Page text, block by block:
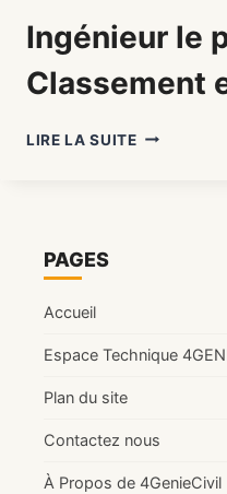
Ingénieur le
Classement
LIRE LA SUITEINGÉNIEUR
PAGES
Accueil
Espace Technique
Plan du site
Contactez nous
À Propos de 4GenieCivil